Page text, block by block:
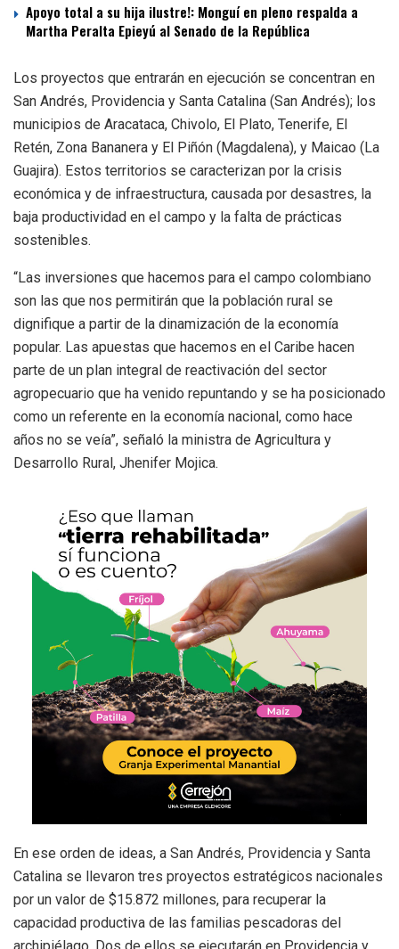
Apoyo total a su hija ilustre!: Monguí en pleno respalda a
Martha Peralta Epieyú al Senado de la República
Los proyectos que entrarán en ejecución se concentran en
San Andrés, Providencia y Santa Catalina (San Andrés); los
municipios de Aracataca, Chivolo, El Plato, Tenerife, El
Retén, Zona Bananera y El Piñón (Magdalena), y Maicao (La
Guajira). Estos territorios se caracterizan por la crisis
económica y de infraestructura, causada por desastres, la
baja productividad en el campo y la falta de prácticas
sostenibles.
“Las inversiones que hacemos para el campo colombiano
son las que nos permitirán que la población rural se
dignifique a partir de la dinamización de la economía
popular. Las apuestas que hacemos en el Caribe hacen
parte de un plan integral de reactivación del sector
agropecuario que ha venido repuntando y se ha posicionado
como un referente en la economía nacional, como hace
años no se veía”, señaló la ministra de Agricultura y
Desarrollo Rural, Jhenifer Mojica.
En ese orden de ideas, a San Andrés, Providencia y Santa
Catalina se llevaron tres proyectos estratégicos nacionales
por un valor de $15.872 millones, para recuperar la
capacidad productiva de las familias pescadoras del